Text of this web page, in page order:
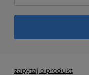
zapytaj o produkt